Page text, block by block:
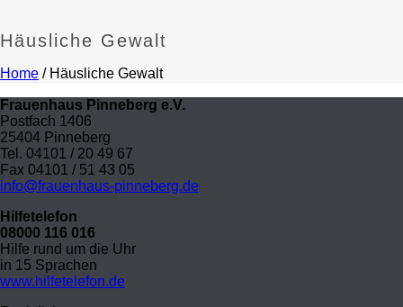
Häusliche Gewalt
Home / Häusliche Gewalt
Frauenhaus Pinneberg e.V.
Postfach 1406
25404 Pinneberg
Tel. 04101 / 20 49 67
Fax 04101 / 51 43 05
info@frauenhaus-pinneberg.de
Hilfetelefon
08000 116 016
Hilfe rund um die Uhr
in 15 Sprachen
www.hilfetelefon.de